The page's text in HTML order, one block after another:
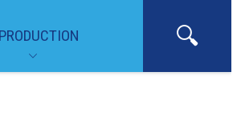
PRODUCTION